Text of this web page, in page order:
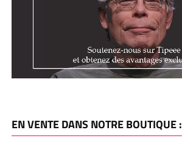
EN VENTE DANS NOTRE BOUTIQUE :